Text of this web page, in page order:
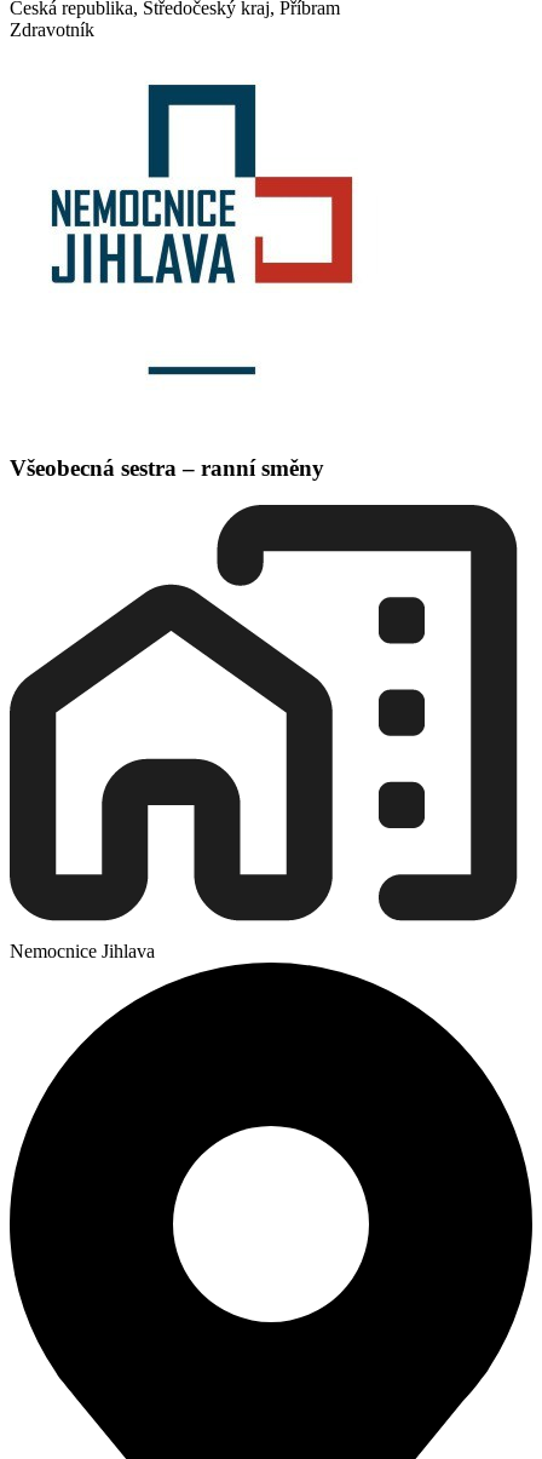
Česká republika, Středočeský kraj, Příbram
Zdravotník
Všeobecná sestra – ranní směny
Nemocnice Jihlava